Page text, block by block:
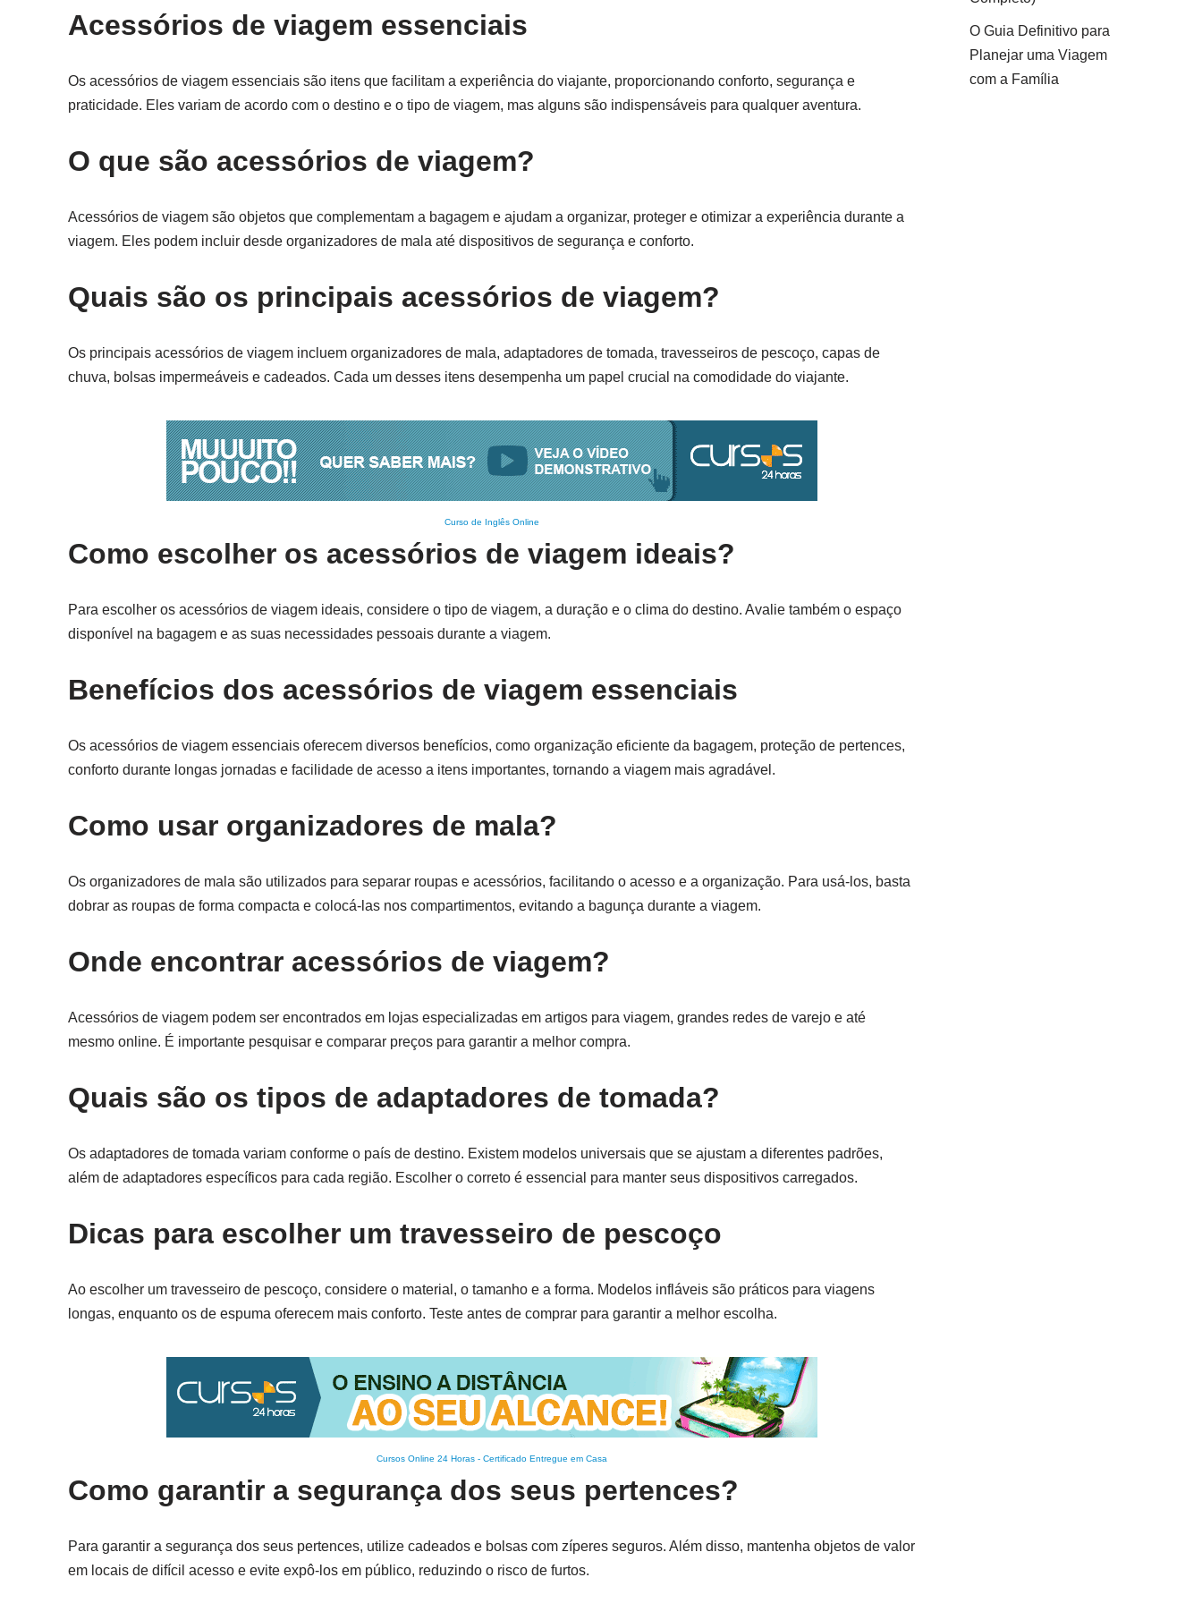
Acessórios de viagem essenciais
Os acessórios de viagem essenciais são itens que facilitam a experiência do viajante, proporcionando conforto, segurança e
praticidade. Eles variam de acordo com o destino e o tipo de viagem, mas alguns são indispensáveis para qualquer aventura.
O que são acessórios de viagem?
Acessórios de viagem são objetos que complementam a bagagem e ajudam a organizar, proteger e otimizar a experiência durante a
viagem. Eles podem incluir desde organizadores de mala até dispositivos de segurança e conforto.
Quais são os principais acessórios de viagem?
Os principais acessórios de viagem incluem organizadores de mala, adaptadores de tomada, travesseiros de pescoço, capas de
chuva, bolsas impermeáveis e cadeados. Cada um desses itens desempenha um papel crucial na comodidade do viajante.
Curso de Inglês Online
Como escolher os acessórios de viagem ideais?
Para escolher os acessórios de viagem ideais, considere o tipo de viagem, a duração e o clima do destino. Avalie também o espaço
disponível na bagagem e as suas necessidades pessoais durante a viagem.
Benefícios dos acessórios de viagem essenciais
Os acessórios de viagem essenciais oferecem diversos benefícios, como organização eficiente da bagagem, proteção de pertences,
conforto durante longas jornadas e facilidade de acesso a itens importantes, tornando a viagem mais agradável.
Como usar organizadores de mala?
Os organizadores de mala são utilizados para separar roupas e acessórios, facilitando o acesso e a organização. Para usá-los, basta
dobrar as roupas de forma compacta e colocá-las nos compartimentos, evitando a bagunça durante a viagem.
Onde encontrar acessórios de viagem?
Acessórios de viagem podem ser encontrados em lojas especializadas em artigos para viagem, grandes redes de varejo e até
mesmo online. É importante pesquisar e comparar preços para garantir a melhor compra.
Quais são os tipos de adaptadores de tomada?
Os adaptadores de tomada variam conforme o país de destino. Existem modelos universais que se ajustam a diferentes padrões,
além de adaptadores específicos para cada região. Escolher o correto é essencial para manter seus dispositivos carregados.
Dicas para escolher um travesseiro de pescoço
Ao escolher um travesseiro de pescoço, considere o material, o tamanho e a forma. Modelos infláveis são práticos para viagens
longas, enquanto os de espuma oferecem mais conforto. Teste antes de comprar para garantir a melhor escolha.
Cursos Online 24 Horas- Certificado Entregue em Casa
Como garantir a segurança dos seus pertences?
Para garantir a segurança dos seus pertences, utilize cadeados e bolsas com zíperes seguros. Além disso, mantenha objetos de valor
em locais de difícil acesso e evite expô-los em público, reduzindo o risco de furtos.
O Guia Definitivo para
Planejar uma Viagem
com a Família